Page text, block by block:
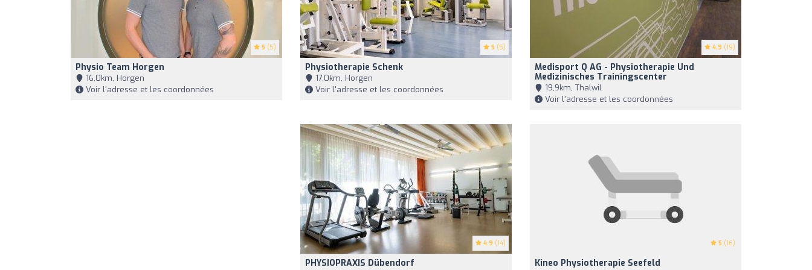
5 (5)
Physio Team Horgen
16,0km, Horgen
Voir l'adresse et les coordonnées
5 (5)
Physiotherapie Schenk
17,0km, Horgen
Voir l'adresse et les coordonnées
4.9 (19)
Medisport Q AG - Physiotherapie Und
Medizinisches Trainingscenter
19,9km, Thalwil
Voir l'adresse et les coordonnées
4.9 (14)
PHYSIOPRAXIS Dübendorf
5 (16)
Kineo Physiotherapie Seefeld